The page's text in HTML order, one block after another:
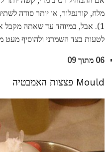
1). אבל, במיוחד עד שאתה מקבל
לטעות בצד השמרני ולהוסיף מעט
06 מתוך 09
Mould פצצות האמבטיה